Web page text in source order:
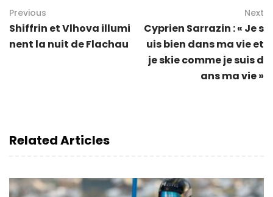
Previous
Shiffrin et Vlhova illumi
nent la nuit de Flachau
Next
Cyprien Sarrazin : « Je s
uis bien dans ma vie et
je skie comme je suis d
ans ma vie »
Related Articles